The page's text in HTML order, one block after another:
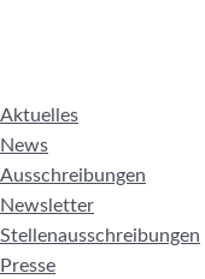
Aktuelles
News
Ausschreibungen
Newsletter
Stellenausschreibungen
Presse